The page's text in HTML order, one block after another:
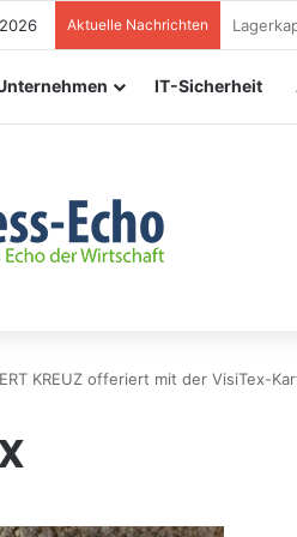
Aktuelle Nachrichten
IT-Sicherheit
KREUZ offeriert mit der VisiTex-